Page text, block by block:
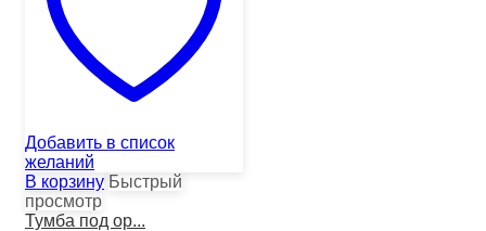
Добавить в список
желаний
В корзину Быстрый
просмотр
Тумба под ор...